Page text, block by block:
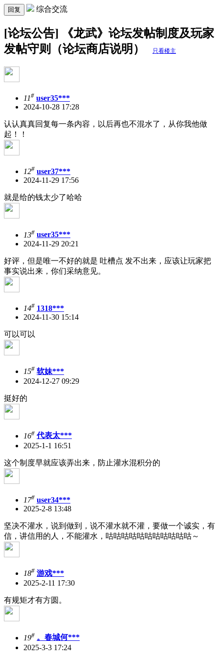
回复 综合交流
[论坛公告] 《龙武》论坛发帖制度及玩家
发帖守则（论坛商店说明）
只看楼主
11# user35***
2024-10-28 17:28
认认真真回复每一条内容，以后再也不混水了，从你我他做
起！！
12# user37***
2024-11-29 17:56
就是给的钱太少了哈哈
13# user35***
2024-11-29 20:21
好评，但是唯一不好的就是 吐槽点 发不出来，应该让玩家把
事实说出来，你们采纳意见。
14# 1318***
2024-11-30 15:14
可以可以
15# 软妹***
2024-12-27 09:29
挺好的
16# 代表太***
2025-1-1 16:51
这个制度早就应该弄出来，防止灌水混积分的
17# user34***
2025-2-8 13:48
坚决不灌水，说到做到，说不灌水就不灌，要做一个诚实，有
信，讲信用的人，不能灌水，咕咕咕咕咕咕咕咕咕咕咕～
18# 游戏***
2025-2-11 17:30
有规矩才有方圆。
19# 。春城何***
2025-3-3 17:24